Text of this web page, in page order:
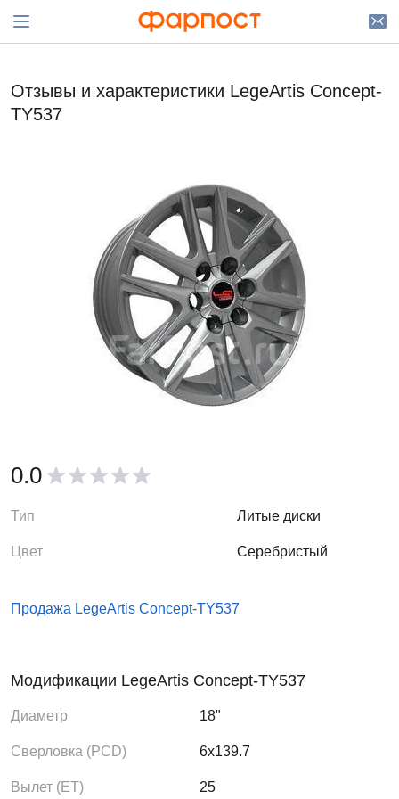
Отзывы и характеристики LegeArtis Concept-
TY537
0.0
Тип Литые диски
Цвет Серебристый
Продажа LegeArtis Concept-TY537
Модификации LegeArtis Concept-TY537
Диаметр 18"
Сверловка (PCD) 6x139.7
Вылет (ЕТ) 25